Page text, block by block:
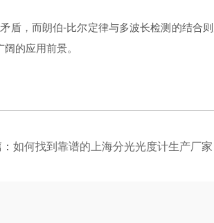
盾，而朗伯-比尔定律与多波长检测的结合
的应用前景。
如何找到靠谱的上海分光光度计生产厂